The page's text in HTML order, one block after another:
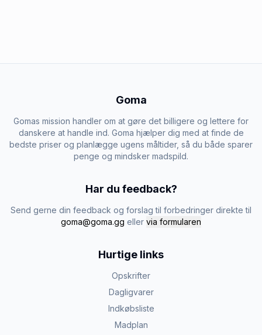
Goma
Gomas mission handler om at gøre det billigere og lettere for
danskere at handle ind. Goma hjælper dig med at finde de
bedste priser og planlægge ugens måltider, så du både sparer
penge og mindsker madspild.
Har du feedback?
Send gerne din feedback og forslag til forbedringer direkte til
goma@goma.gg eller via formularen
Hurtige links
Opskrifter
Dagligvarer
Indkøbsliste
Madplan